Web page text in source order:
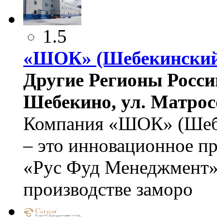
1.5
«ШОК»
Другие Регионы
Шебекино, ул.
Компания «ШОК»
– это инновационное
«Рус Фуд
производстве заморо